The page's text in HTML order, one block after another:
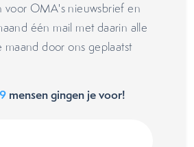
voor OMA's nieuwsbrief en
één mail met daarin alle
maand door ons geplaatst
mensen gingen je voor!